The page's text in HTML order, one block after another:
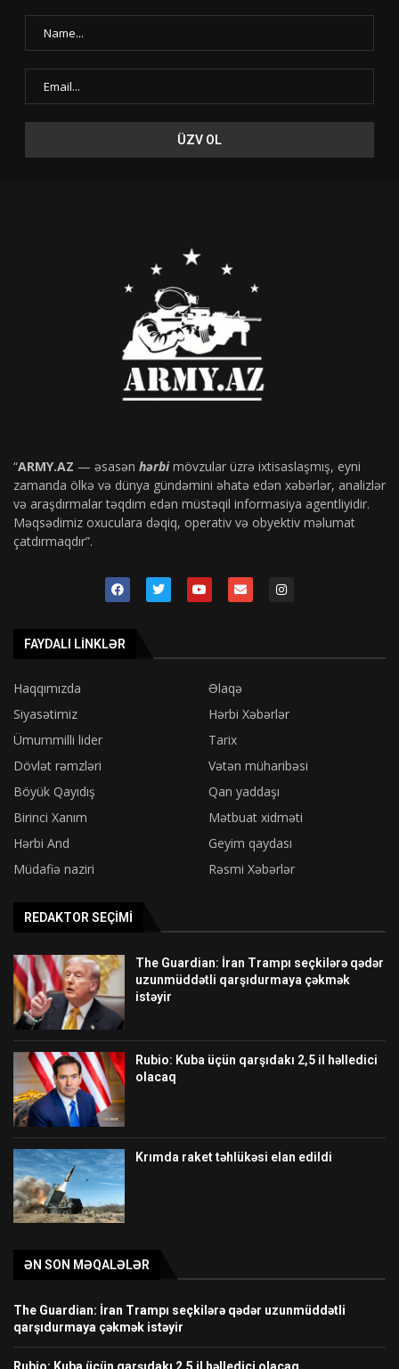
“ARMY.AZ — əsasən hərbimövzular üzrə ixtisaslaşmış, eyni
zamanda ölkə və dünya gündəmini əhatə edən xəbərlər, analizlər
və araşdırmalar təqdim edən müstəqil informasiya agentliyidir.
Məqsədimiz oxuculara dəqiq, operativ və obyektiv məlumat
çatdırmaqdır”.
FAYDALI LINKLƏR
Haqqımızda
Əlaqə
Siyasətimiz
Hərbi Xəbərlər
Ümummilli lider
Tarix
Dövlət rəmzləri
Vətən müharibəsi
Böyük Qayıdış
Qan yaddaşı
Birinci Xanım
Mətbuat xidməti
Hərbi And
Geyim qaydası
Müdafiə naziri
Rəsmi Xəbərlər
REDAKTOR SEÇIMI
The Guardian: İran Trampı seçkilərə qədər
uzunmüddətli qarşıdurmaya çəkmək
istəyir
Rubio: Kuba üçün qarşıdakı 2,5 il həlledici
olacaq
Krımda raket təhlükəsi elan edildi
ƏN SON MƏQALƏLƏR
The Guardian: İran Trampı seçkilərə qədər uzunmüddətli
qarşıdurmaya çəkmək istəyir